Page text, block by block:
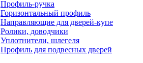
Профиль-ручка
Горизонтальный профиль
Направляющие для дверей-купе
Ролики, доводчики
Уплотнители, шлегеля
Профиль для подвесных дверей